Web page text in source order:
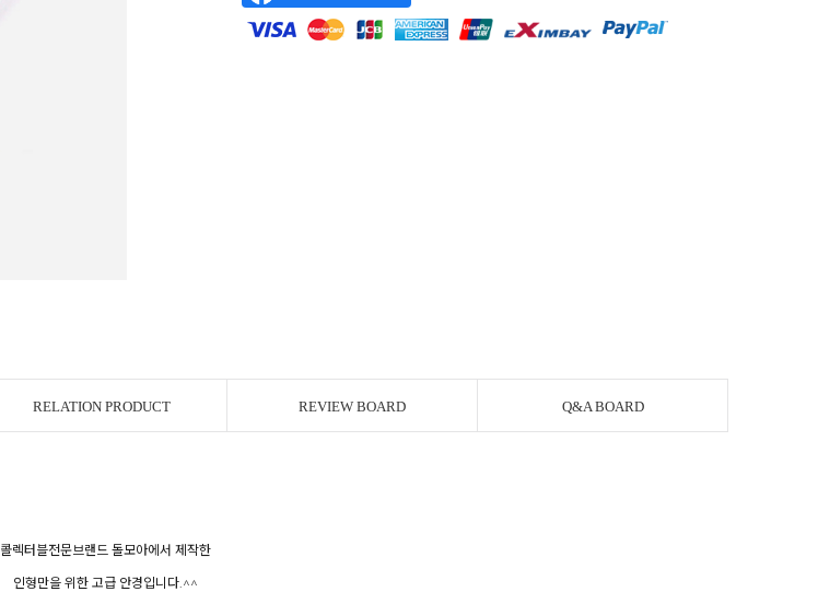
RELATION PRODUCT REVIEW BOARD Q&A BOARD
콜렉터블전문브랜드 돌모아에서 제작한
인형만을 위한 고급 안경입니다.^^